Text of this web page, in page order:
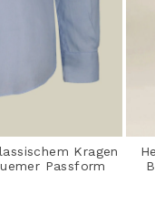
Kragen
Passform